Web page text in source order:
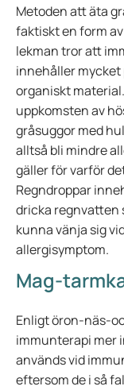
Metoden att äta
faktiskt en form
lekman tror att
innehåller mycket
organiskt
uppkomsten av
gråsuggor med
alltså bli mindre
gäller för varför
Regndroppar
dricka regnvatten
kunna vänja sig
allergisymptom.
Mag-
Enligt öron-näs-
immunterapi mer
används vid
eftersom de i så